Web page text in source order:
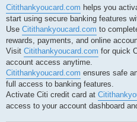
s
t
Citithankyoucard.com helps you
start using secure banking features
Use Citithankyoucard.com to
rewards, payments, and online
Visit Citithankyoucard.com for quick
account access anytime.
Citithankyoucard.com ensures safe
full access to banking features.
Activate Citi credit card at
access to your account dashboard